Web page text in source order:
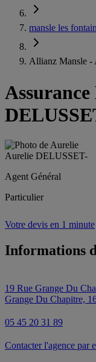
mansle les
Allianz Mansle
Aurelie DELUSSET-
Agent Général
Particulier
Votre devis en 1 minute
Informations
19 Rue Grange Du
Grange Du Chapitre,
05 45 20 31 89
Contacter l'agence par